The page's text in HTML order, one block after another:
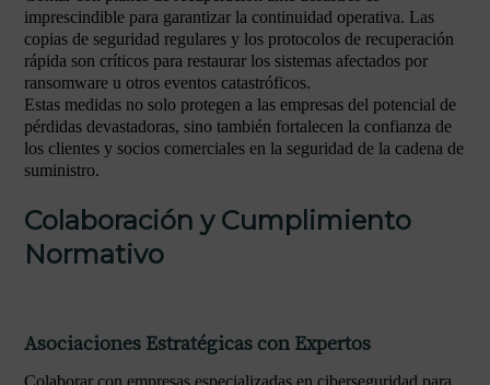
imprescindible para garantizar la continuidad operativa. Las
copias de seguridad regulares y los protocolos de recuperación
rápida son críticos para restaurar los sistemas afectados por
ransomware u otros eventos catastróficos.
Estas medidas no solo protegen a las empresas del potencial de
pérdidas devastadoras, sino también fortalecen la confianza de
los clientes y socios comerciales en la seguridad de la cadena de
suministro.
Colaboración y Cumplimiento
Normativo
Asociaciones Estratégicas con Expertos
Colaborar con empresas especializadas en ciberseguridad para